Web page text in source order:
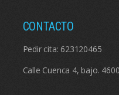
CONTACTO
Pedir cita: 623120465
Calle Cuenca 4, bajo.